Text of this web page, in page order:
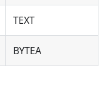
TEXT
BYTEA